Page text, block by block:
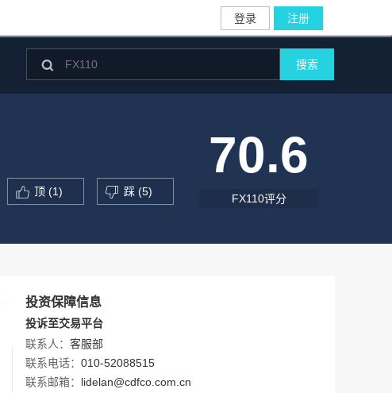
登录 注册
 搜索
顶 (1) 踩 (5)
70.6
FX110评分
投资保障信息
投诉至交易平台
联系人： 客服部
联系电话： 010-52088515
联系邮箱： lidelan@cdfco.com.cn